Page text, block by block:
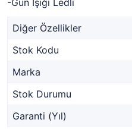
-Gün Işığı Ledli
Diğer Özellikler
Stok Kodu
Marka
Stok Durumu
Garanti (Yıl)